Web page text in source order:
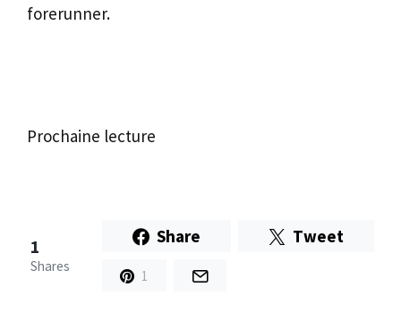
forerunner.
Prochaine lecture
1
Shares
Share Tweet
1